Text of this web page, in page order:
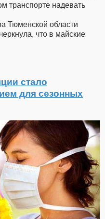
транспорте надевать
Тюменской области
что в майские
стало
для сезонных